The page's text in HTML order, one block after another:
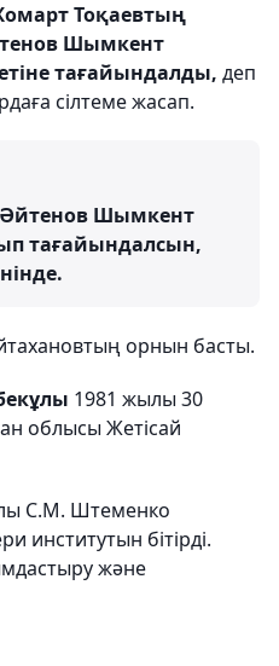
Тоқаевтың
Шымкент
тағайындалды, деп
сілтеме жасап.
Шымкент
тағайындалсын,
орнын басты.
1981 жылы 30
облысы Жетісай
С.М. Штеменко
институтын бітірді.
және